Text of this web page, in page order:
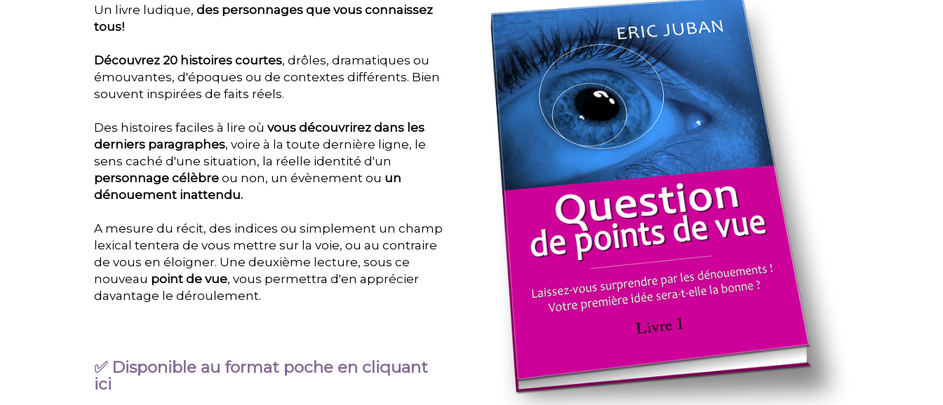
Un livre ludique, des personnages que vous connaissez
tous!
Découvrez 20 histoires courtes, drôles, dramatiques ou
émouvantes, d'époques ou de contextes différents. Bien
souvent inspirées de faits réels.
Des histoires faciles à lire oùvous découvrirez dans les
derniers paragraphes, voire à la toute dernière ligne, le
sens caché d'une situation, la réelle identité d'un
personnage célèbre ou non, un évènement ou un
dénouement inattendu.
A mesure du récit, des indices ou simplement un champ
lexical tentera de vous mettre sur la voie, ou au contraire
de vous en éloigner. Une deuxième lecture, sous ce
nouveau point de vue, vous permettra d'en apprécier
davantage le déroulement.
✅Disponible au format poche en cliquant
ici